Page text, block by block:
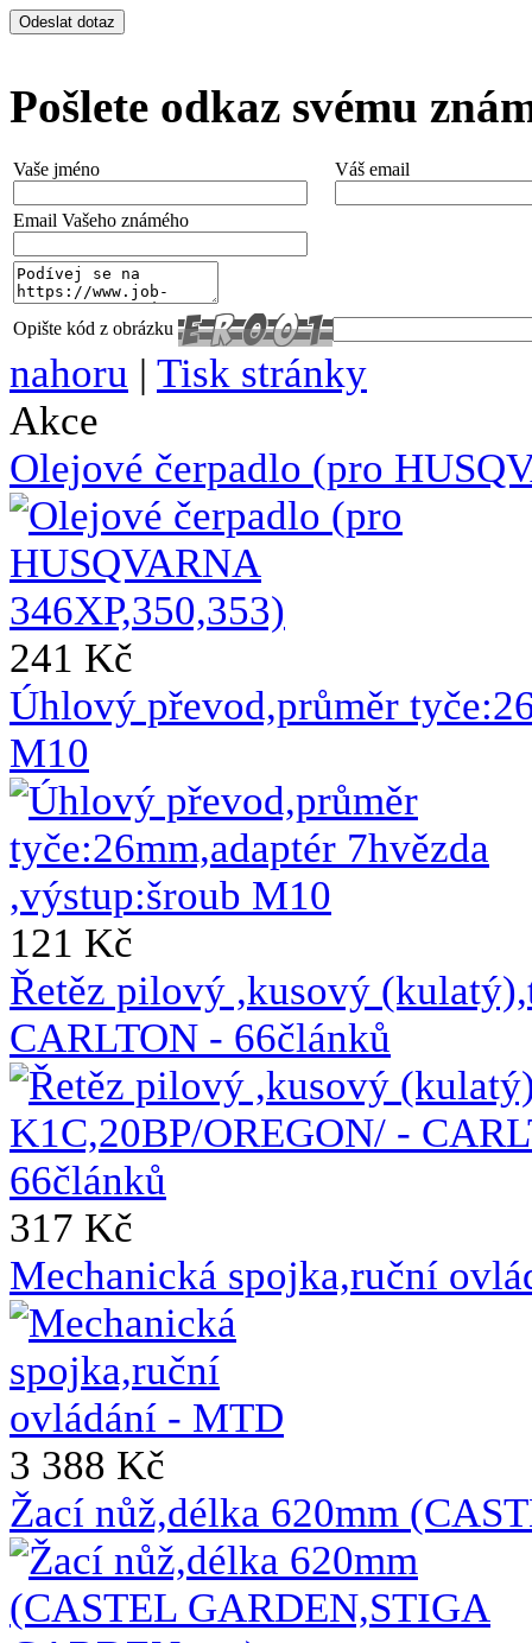
Pošlete odkaz svému
Vaše jméno Váš email
Email Vašeho známého
Opište kód z obrázku
nahoru | Tisk stránky
Akce
Olejové čerpadlo (pro
241 Kč
Úhlový převod,průměr
M10
121 Kč
Řetěz pilový ,kusový
CARLTON - 66článků
317 Kč
Mechanická spojka,ruční
3 388 Kč
Žací nůž,délka 620mm